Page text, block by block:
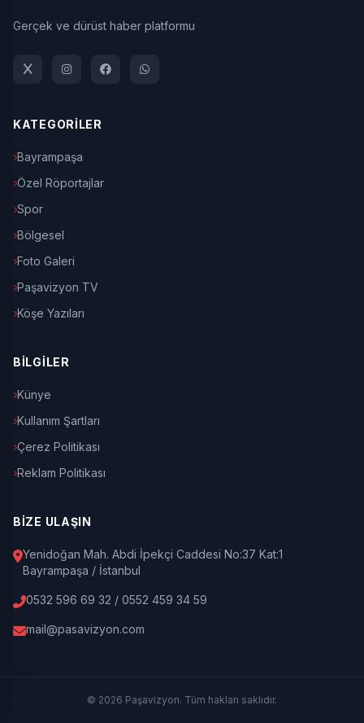
Gerçek ve dürüst haber platformu
KATEGORİLER
Bayrampaşa
Özel Röportajlar
Spor
Bölgesel
Foto Galeri
Paşavizyon TV
Köşe Yazıları
BİLGİLER
Künye
Kullanım Şartları
Çerez Politikası
Reklam Politikası
BİZE ULAŞIN
Yenidoğan Mah. Abdi İpekçi Caddesi No:37 Kat:1
Bayrampaşa / İstanbul
0532 596 69 32 / 0552 459 34 59
mail@pasavizyon.com
© 2026 Paşavizyon. Tüm hakları saklıdır.